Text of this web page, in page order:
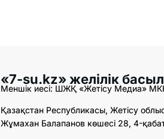
«7-su.kz» желілік
Меншік иесі: ШЖҚ «Жетісу Медиа»
Қазақстан Республикасы, Жетісу
Жұмахан Балапанов көшесі 28, 4-